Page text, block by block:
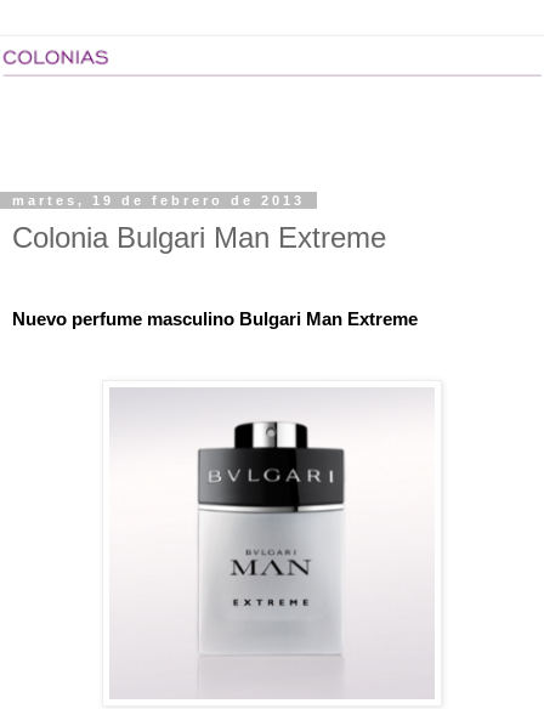
martes, 19 de febrero de 2013
Colonia Bulgari Man Extreme
Nuevo perfume masculino Bulgari Man Extreme